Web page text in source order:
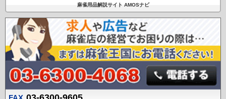
麻雀用品解説サイト AMOSナビ